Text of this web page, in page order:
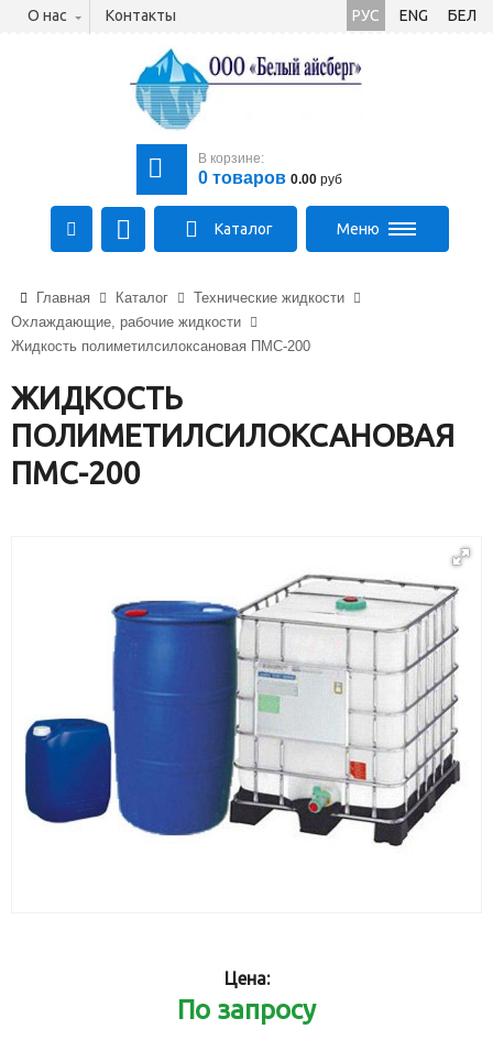
О нас Контакты РУС ENG БЕЛ
В корзине:
0 товаров 0.00 руб
+375 (29) 710-23-43
+375 (33) 315-03-03
Каталог Меню
Главная Каталог
Технические жидкости
Охлаждающие, рабочие жидкости
Жидкость полиметилсилоксановая ПМС-200
ЖИДКОСТЬ
ПОЛИМЕТИЛСИЛОКСАНОВАЯ
ПМС-200
Цена:
По запросу